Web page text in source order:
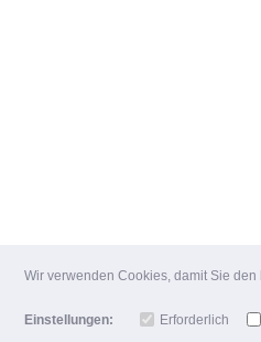
Wir verwenden Cookies, damit Sie
Einstellungen: Erforderlich